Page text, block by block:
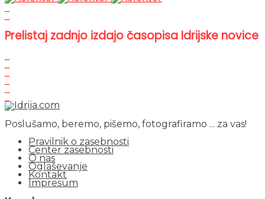
Prelistaj zadnjo izdajo časopisa Idrijske novice
Poslušamo, beremo, pišemo, fotografiramo ... za vas!
Pravilnik o zasebnosti
Center zasebnosti
O nas
Oglaševanje
Kontakt
Impresum